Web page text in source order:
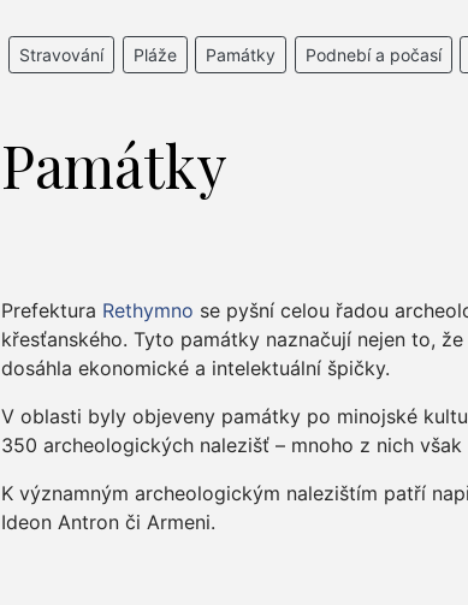
Stravování Pláže Památky Podnebí a počasí
Památky
Prefektura Rethymno se pyšní celou řadou
křesťanského. Tyto památky naznačují nejen to,
dosáhla ekonomické a intelektuální špičky.
V oblasti byly objeveny památky po minojské
350 archeologických nalezišť – mnoho z nich
K významným archeologickým nalezištím patří
Ideon Antron či Armeni.